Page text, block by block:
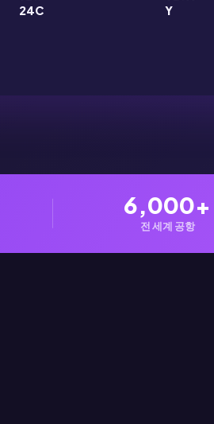
24C Y
6,000+
전 세계 공항